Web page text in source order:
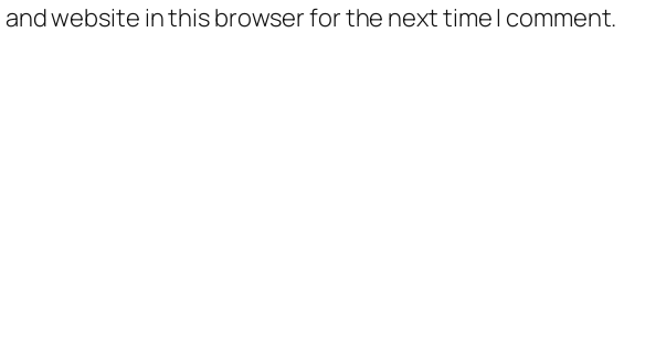
and website in this browser for the next time I comment.